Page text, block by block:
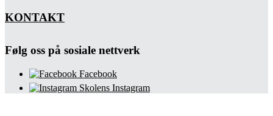
KONTAKT
Følg oss på sosiale nettverk
Facebook
Skolens Instagram